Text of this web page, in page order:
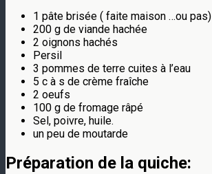
1 pâte brisée ( faite maison …ou pas)
200 g de viande hachée
2 oignons hachés
Persil
3 pommes de terre cuites à l’eau
5 c à s de crème fraîche
2 oeufs
100 g de fromage râpé
Sel, poivre, huile.
un peu de moutarde
Préparation de la quiche: